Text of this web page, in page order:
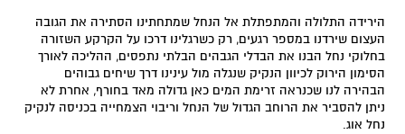
הירידה התלולה והמתפתלת אל הנחל שמתחתינו הסתירה את הגובה
העצום שירדנו במספר רגעים, רק כשרגלינו דרכו על הקרקע השזורה
בחלוקי נחל הבנו את הבדלי הגבהים הבלתי נתפסים, ההליכה לאורך
הסימון הירוק לכיוון הנקיק שנגלה מול עינינו דרך שיחים גבוהים
הבהירה לנו שכנראה זרימת המים כאן גדולה מאד בחורף, אחרת לא
ניתן להסביר את הרוחב הגדול של הנחל וריבוי הצמחייה בכניסה לנקיק
נחל אוג.